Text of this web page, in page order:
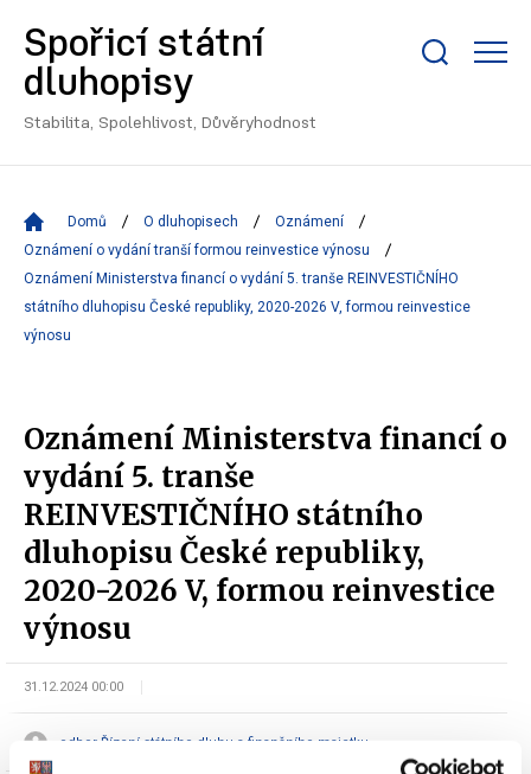
Spořicí státní
dluhopisy
Stabilita, Spolehlivost, Důvěryhodnost
Domů O dluhopisech
Oznámení
Oznámení o vydání tranší formou reinvestice výnosu
Oznámení Ministerstva financí o vydání 5. tranše REINVESTIČNÍHO
státního dluhopisu České republiky, 2020-2026 V, formou reinvestice
výnosu
Oznámení Ministerstva financí o
vydání 5. tranše
REINVESTIČNÍHO státního
dluhopisu České republiky,
2020-2026 V, formou reinvestice
výnosu
31.12.2024 00:00
odbor Řízení státního dluhu a finančního majetku